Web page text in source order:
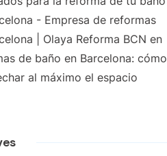
- Empresa de reformas
| Olaya Reforma BCN en
de baño en Barcelona: cómo
al máximo el espacio